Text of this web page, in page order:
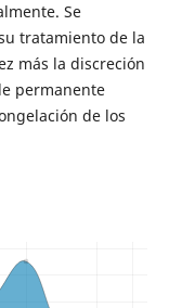
Se
tratamiento de la
más la discreción
permanente
de los